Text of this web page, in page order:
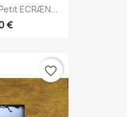
ECRÆN...
€
favorite_border